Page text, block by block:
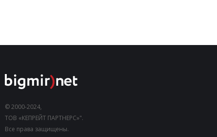
© 2000-2024,
ТОВ «КЕПРЕЙТ ПАРТНЕРС»".
Все права защищены.